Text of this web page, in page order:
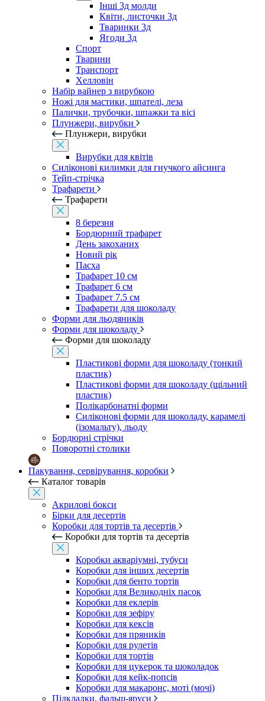
Інші 3д молди
Квіти, листочки 3д
Тваринки 3д
Ягоди 3д
Спорт
Тварини
Транспорт
Хелловін
Набір вайнер з вирубкою
Ножі для мастики, шпателі, леза
Палички, трубочки, шпажки та вісі
Плунжери, вирубки
Плунжери, вирубки
Вирубки для квітів
Силіконові килимки для гнучкого айсинга
Тейп-стрічка
Трафарети
Трафарети
8 березня
Бордюрний трафарет
День закоханих
Новий рік
Пасха
Трафарет 10 см
Трафарет 6 см
Трафарет 7.5 см
Трафарети для шоколаду
Форми для льодяників
Форми для шоколаду
Форми для шоколаду
Пластикові форми для шоколаду (тонкий
пластик)
Пластикові форми для шоколаду (щільний
пластик)
Полікарбонатні форми
Силіконові форми для шоколаду, карамелі
(ізомальту), льоду
Бордюрні стрічки
Поворотні столики
Пакування, сервірування, коробки
Каталог товарів
Акрилові бокси
Бірки для десертів
Коробки для тортів та десертів
Коробки для тортів та десертів
Коробки акваріумні, тубуси
Коробки для інших десертів
Коробки для бенто тортів
Коробки для Великодніх пасок
Коробки для еклерів
Коробки для зефіру
Коробки для кексів
Коробки для пряників
Коробки для рулетів
Коробки для тортів
Коробки для цукерок та шоколадок
Коробки для кейк-попсів
Коробки для макаронс, моті (мочі)
Підкладки, фальш-яруси